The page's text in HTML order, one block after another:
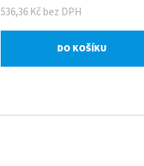
536,36 Kč bez DPH
DO KOŠÍKU